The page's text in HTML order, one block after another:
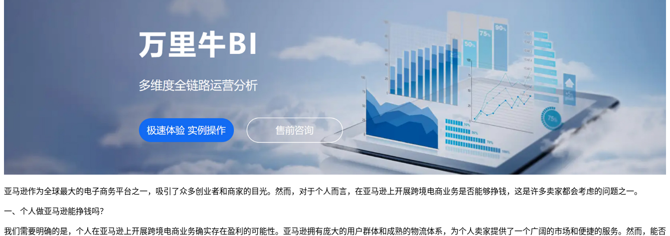
亚马逊作为全球最大的电子商务平台之一，吸引了众多创业者和商家的目光。然而，对于个人而言，在亚马逊上开展跨境电商业务是否能够挣钱，这是许多卖家都会考虑的问题之一。
一、个人做亚马逊能挣钱吗？
我们需要明确的是，个人在亚马逊上开展跨境电商业务确实存在盈利的可能性。亚马逊拥有庞大的用户群体和成熟的物流体系，为个人卖家提供了一个广阔的市场和便捷的服务。然而，能否